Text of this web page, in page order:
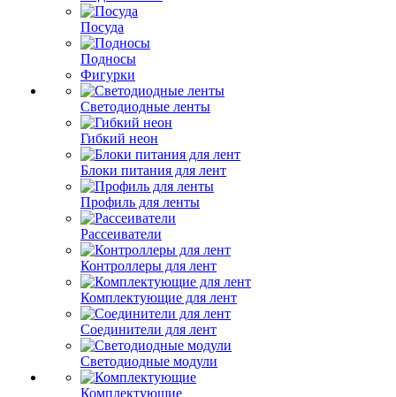
Посуда
Подносы
Фигурки
Светодиодные ленты
Гибкий неон
Блоки питания для лент
Профиль для ленты
Рассеиватели
Контроллеры для лент
Комплектующие для лент
Соединители для лент
Светодиодные модули
Комплектующие